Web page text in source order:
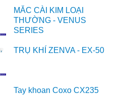
MẮC CÀI KIM LOẠI
THƯỜNG - VENUS
SERIES
TRỤ KHÍ ZENVA - EX-50
Tay khoan Coxo CX235